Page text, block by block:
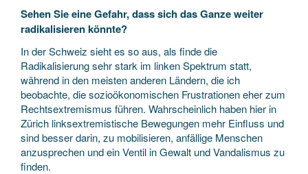
Sehen Sie eine Gefahr, dass sich das Ganze weiter
radikalisieren könnte?
In der Schweiz sieht es so aus, als finde die
Radikalisierung sehr stark im linken Spektrum statt,
während in den meisten anderen Ländern, die ich
beobachte, die sozioökonomischen Frustrationen eher zum
Rechtsextremismus führen. Wahrscheinlich haben hier in
Zürich linksextremistische Bewegungen mehr Einfluss und
sind besser darin, zu mobilisieren, anfällige Menschen
anzusprechen und ein Ventil in Gewalt und Vandalismus zu
finden.